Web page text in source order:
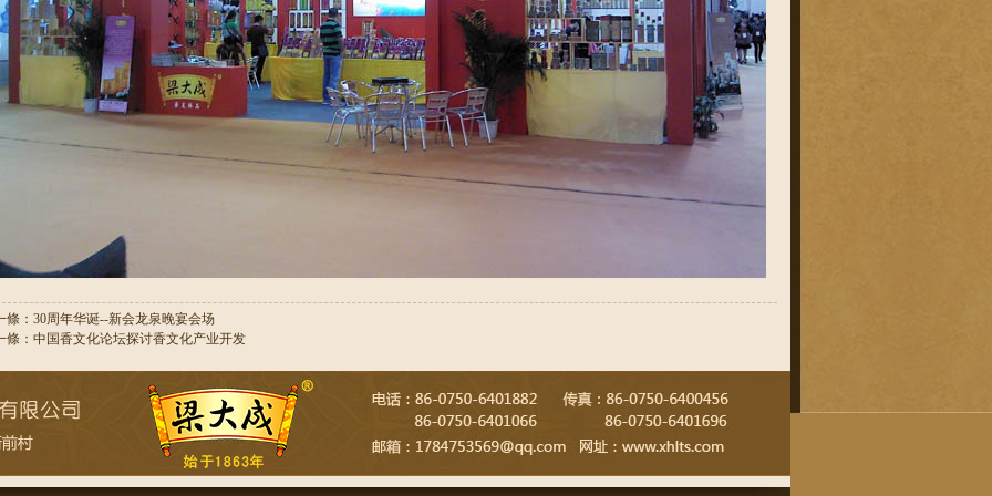
條：30周年华诞--新会龙泉晚宴会场
條：中国香文化论坛探讨香文化产业开发